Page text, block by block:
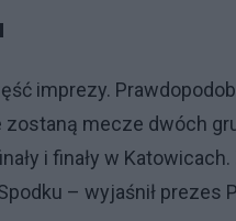
imprezy.
mecze dwóch
i finały w
– wyjaśnił prezes